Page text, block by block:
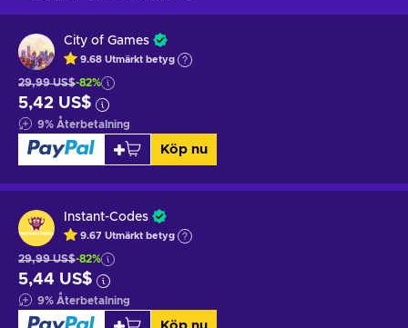
City of Games
9.68 Utmärkt betyg
29,99 US$-82%
5,42 US$
9% Återbetalning
Köp nu
Instant-Codes
9.67 Utmärkt betyg
29,99 US$-82%
5,44 US$
9% Återbetalning